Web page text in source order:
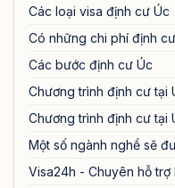
Các loại visa định cư Úc
Có những chi phí định
Các bước định cư Úc
Chương trình định cư tại
Chương trình định cư tại
Một số ngành nghề sẽ
Visa24h - Chuyên hỗ trợ